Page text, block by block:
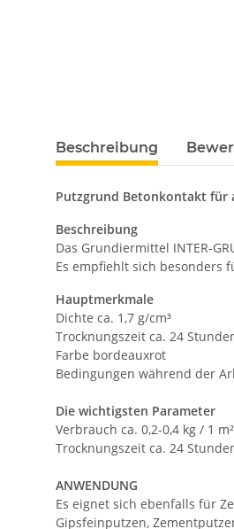
Beschreibung
Putzgrund Betonkontakt für
Beschreibung
Das Grundiermittel INTER-
Es empfiehlt sich besonders
Hauptmerkmale
Dichte ca. 1,7 g/cm³
Trocknungszeit ca. 24
Farbe bordeauxrot
Bedingungen während der
Die wichtigsten Parameter
Verbrauch ca. 0,2-0,4 kg / 1 m²
Trocknungszeit ca. 24
ANWENDUNG
Es eignet sich ebenfalls für
Gipsfeinputzen,